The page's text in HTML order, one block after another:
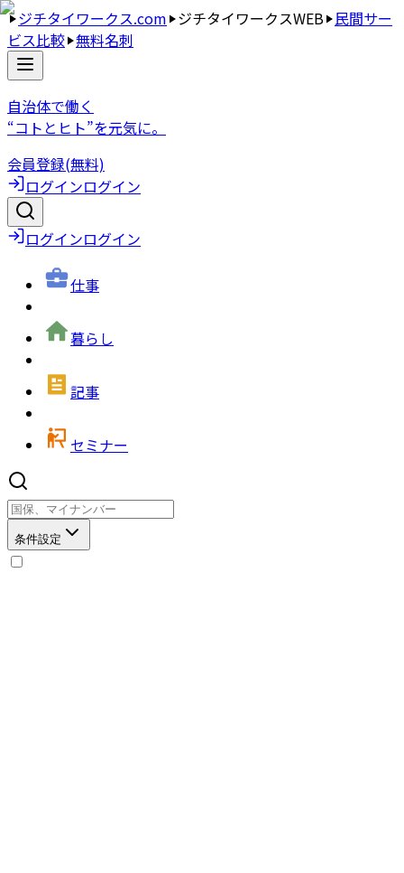
ジチタイワークス.com ジチタイワークスWEB 民間サー
ビス比較 無料名刺
自治体で働く
“コトとヒト”を元気に。
会員登録(無料)
ログインログイン
ログインログイン
仕事
暮らし
記事
セミナー
条件設定